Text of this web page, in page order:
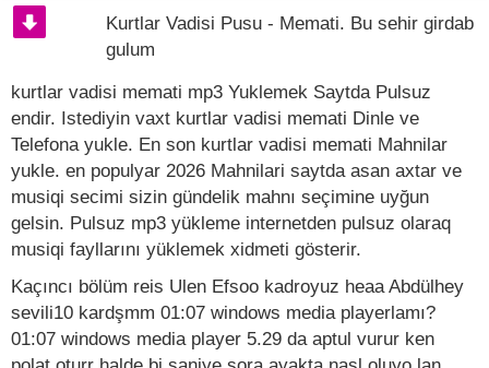
Kurtlar Vadisi Pusu - Memati. Bu sehir girdab
gulum
kurtlar vadisi memati mp3 Yuklemek Saytda Pulsuz
endir. Istediyin vaxt kurtlar vadisi memati Dinle ve
Telefona yukle. En son kurtlar vadisi memati Mahnilar
yukle. en populyar 2026 Mahnilari saytda asan axtar ve
musiqi secimi sizin gündelik mahnı seçimine uyğun
gelsin. Pulsuz mp3 yükleme internetden pulsuz olaraq
musiqi fayllarını yüklemek xidmeti gösterir.
Kaçıncı bölüm reis Ulen Efsoo kadroyuz heaa Abdülhey
sevili10 kardşmm 01:07 windows media playerlamı?
01:07 windows media player 5.29 da aptul vurur ken